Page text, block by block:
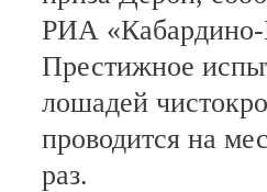
РИА «Кабардино-
Престижное
лошадей
проводится на
раз.